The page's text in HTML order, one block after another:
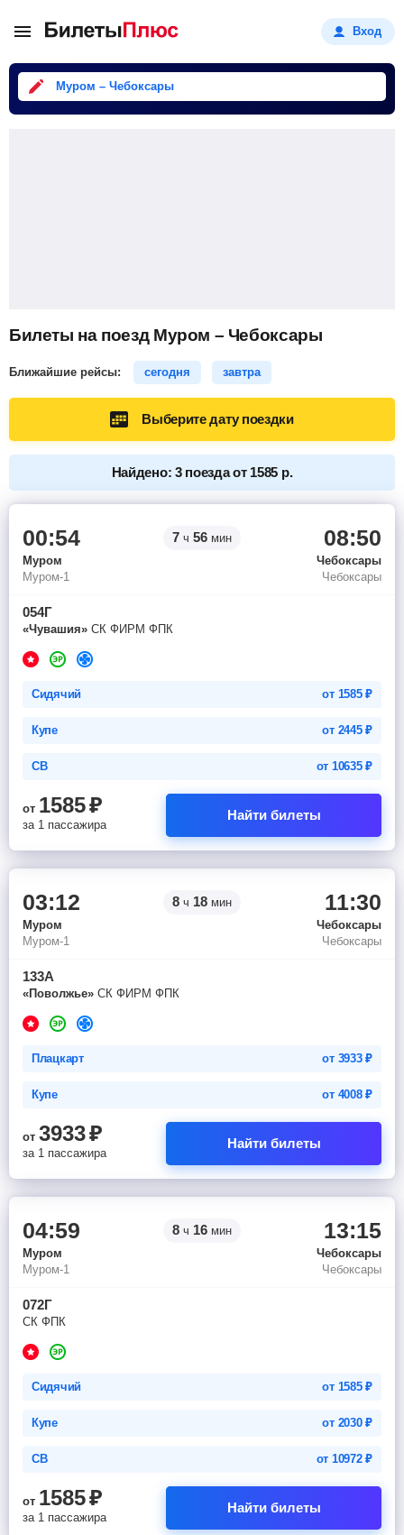
Вход
Муром – Чебоксары
Билеты на поезд Муром – Чебоксары
Ближайшие рейсы: сегодня завтра
Выберите дату поездки
Найдено: 3 поезда от 1585 р.
00:54 7 ч 56 мин 08:50
Муром
Чебоксары
Муром-1
Чебоксары
054Г
«Чувашия» СК ФИРМ ФПК
Сидячий от 1585₽
Купе от 2445₽
СВ от 10635₽
от 1585₽
за 1 пассажира
Найти билеты
03:12 8 ч 18 мин 11:30
Муром
Чебоксары
Муром-1
Чебоксары
133А
«Поволжье» СК ФИРМ ФПК
Плацкарт от 3933₽
Купе от 4008₽
от 3933₽
за 1 пассажира
Найти билеты
04:59 8 ч 16 мин 13:15
Муром
Чебоксары
Муром-1
Чебоксары
072Г
СК ФПК
Сидячий от 1585₽
Купе от 2030₽
СВ от 10972₽
от 1585₽
за 1 пассажира
Найти билеты